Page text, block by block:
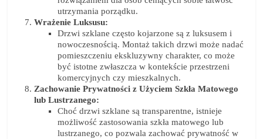
utrzymania porządku.
Wrażenie Luksusu:
Drzwi szklane często kojarzone są z luksusem i
nowoczesnością. Montaż takich drzwi może nadać
pomieszczeniu ekskluzywny charakter, co może
być istotne zwłaszcza w kontekście przestrzeni
komercyjnych czy mieszkalnych.
Zachowanie Prywatności z Użyciem Szkła Matowego
lub Lustrzanego:
Choć drzwi szklane są transparentne, istnieje
możliwość zastosowania szkła matowego lub
lustrzanego, co pozwala zachować prywatność w